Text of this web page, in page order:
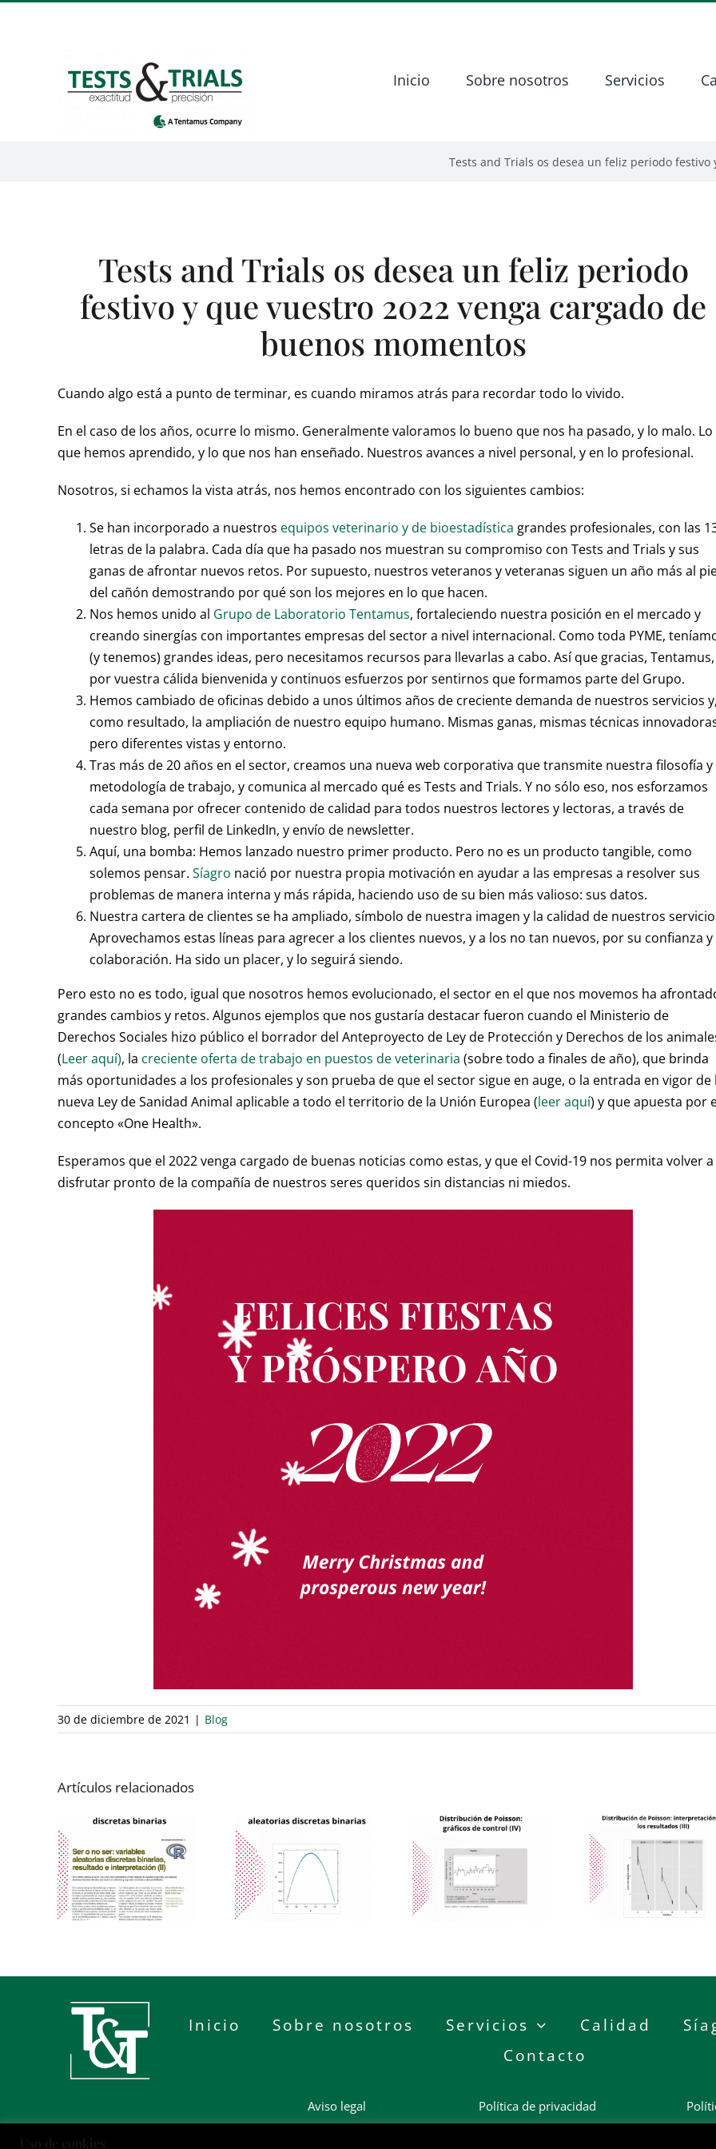
Inicio Sobre nosotros Servicios
Tests and Trials os desea un feliz periodo
Tests and Trials os desea un feliz periodo
festivo y que vuestro 2022 venga cargado de
buenos momentos
Cuando algo está a punto de terminar, es cuando miramos atrás para recordar todo lo vivido.
En el caso de los años, ocurre lo mismo. Generalmente valoramos lo bueno que nos ha pasado, y lo malo. Lo
que hemos aprendido, y lo que nos han enseñado. Nuestros avances a nivel personal, y en lo profesional.
Nosotros, si echamos la vista atrás, nos hemos encontrado con los siguientes cambios:
Se han incorporado a nuestros equipos veterinario y de bioestadística grandes profesionales, con las
letras de la palabra. Cada día que ha pasado nos muestran su compromiso con Tests and Trials y sus
ganas de afrontar nuevos retos. Por supuesto, nuestros veteranos y veteranas siguen un año más al
del cañón demostrando por qué son los mejores en lo que hacen.
Nos hemos unido al Grupo de Laboratorio Tentamus, fortaleciendo nuestra posición en el mercado y
creando sinergías con importantes empresas del sector a nivel internacional. Como toda PYME,
(y tenemos) grandes ideas, pero necesitamos recursos para llevarlas a cabo. Así que gracias, Tentamus,
por vuestra cálida bienvenida y continuos esfuerzos por sentirnos que formamos parte del Grupo.
Hemos cambiado de oficinas debido a unos últimos años de creciente demanda de nuestros servicios
como resultado, la ampliación de nuestro equipo humano. Mismas ganas, mismas técnicas
pero diferentes vistas y entorno.
Tras más de 20 años en el sector, creamos una nueva web corporativa que transmite nuestra filosofía y
metodología de trabajo, y comunica al mercado qué es Tests and Trials. Y no sólo eso, nos esforzamos
cada semana por ofrecer contenido de calidad para todos nuestros lectores y lectoras, a través de
nuestro blog, perfil de LinkedIn, y envío de newsletter.
Aquí, una bomba: Hemos lanzado nuestro primer producto. Pero no es un producto tangible, como
solemos pensar. Síagro nació por nuestra propia motivación en ayudar a las empresas a resolver sus
problemas de manera interna y más rápida, haciendo uso de su bien más valioso: sus datos.
Nuestra cartera de clientes se ha ampliado, símbolo de nuestra imagen y la calidad de nuestros
Aprovechamos estas líneas para agrecer a los clientes nuevos, y a los no tan nuevos, por su confianza y
colaboración. Ha sido un placer, y lo seguirá siendo.
Pero esto no es todo, igual que nosotros hemos evolucionado, el sector en el que nos movemos ha
grandes cambios y retos. Algunos ejemplos que nos gustaría destacar fueron cuando el Ministerio de
Derechos Sociales hizo público el borrador del Anteproyecto de Ley de Protección y Derechos de los
(Leer aquí), la creciente oferta de trabajo en puestos de veterinaria (sobre todo a finales de año), que brinda
más oportunidades a los profesionales y son prueba de que el sector sigue en auge, o la entrada en vigor de
nueva Ley de Sanidad Animal aplicable a todo el territorio de la Unión Europea (leer aquí) y que apuesta por
concepto «One Health».
Esperamos que el 2022 venga cargado de buenas noticias como estas, y que el Covid-19 nos permita volver a
disfrutar pronto de la compañía de nuestros seres queridos sin distancias ni miedos.
30 de diciembre de 2021 | Blog
Artículos relacionados
Inicio Sobre nosotros Servicios Calidad
Contacto
Aviso legal Política de privacidad
Uso de cookies